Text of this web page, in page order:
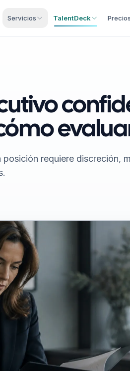
Servicios TalentDeck Precios
requiere discreción,